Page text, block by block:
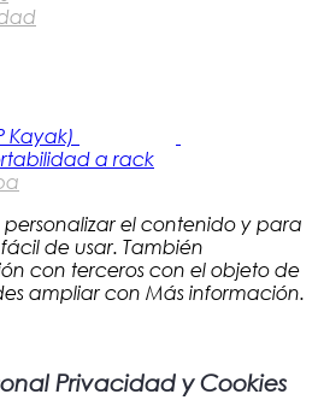
Kayak)
a rack
personalizar el contenido y para
de usar. También
con terceros con el objeto de
ampliar con Más información.
Privacidad y Cookies